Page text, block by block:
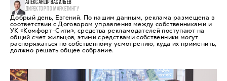
АЛЕКСАНДР ВАСИЛЬЕВ
ДИРЕКТОР ПО МАРКЕТИНГУ
Добрый день, Евгений. По нашим данным, реклама размещена в
соответствии с Договором управления между собственниками и
УК «Комфорт-Сити», средства рекламодателей поступают на
общий счет жильцов, этими средствами собственники могут
распоряжаться по собственному усмотрению, куда их применить,
должно решать общее собрание.